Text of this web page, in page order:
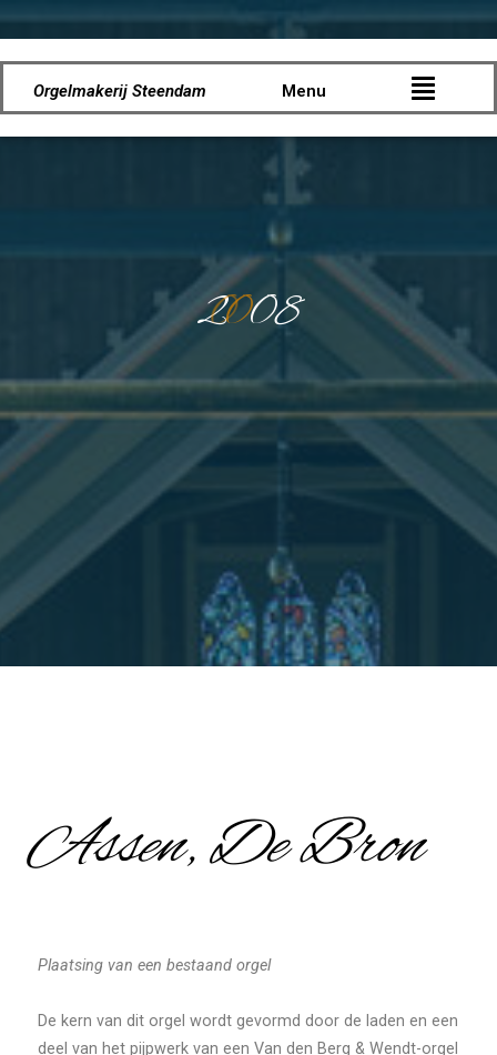
Orgelmakerij Steendam Menu
20
008
Assen, De Bron
Plaatsing van een bestaand orgel
De kern van dit orgel wordt gevormd door de laden en een
deel van het pijpwerk van een Van den Berg & Wendt-orgel